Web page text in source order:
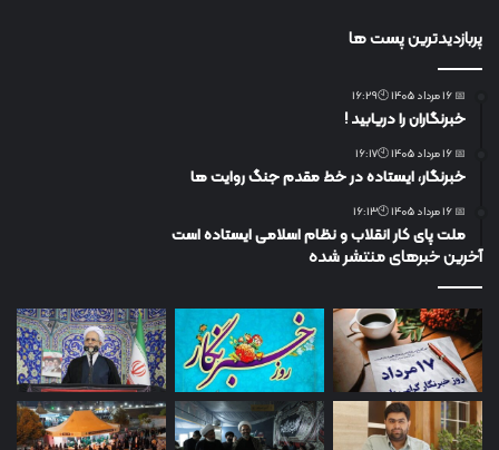
پربازدیدترین پست ها
📅 16 مرداد 1405 🕙16:29
خبرنگاران را دریابید !
📅 16 مرداد 1405 🕙16:17
خبرنگار، ایستاده در خط مقدم جنگ روایت ها
📅 16 مرداد 1405 🕙16:13
ملت پای کار انقلاب و نظام اسلامی ایستاده است
آخرین خبرهای منتشر شده